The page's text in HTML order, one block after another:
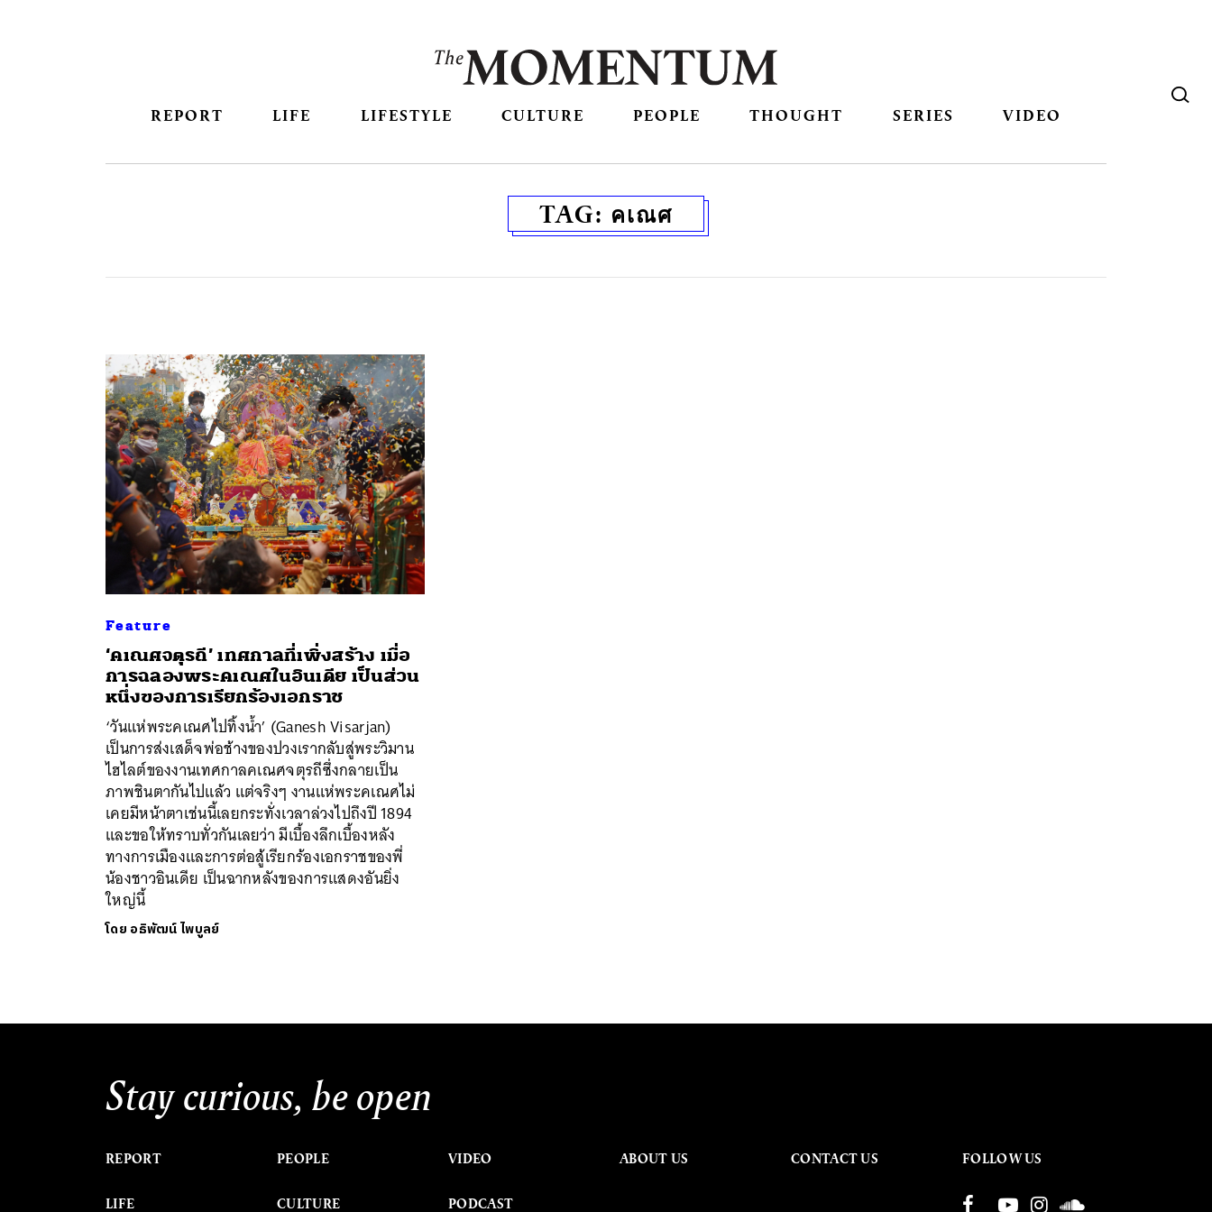
REPORT LIFE LIFESTYLE CULTURE PEOPLE THOUGHT SERIES VIDEO
TAG: คเณศ
Feature
‘คเณศจตุรถี’ เทศกาลที่เพิ่งสร้าง เมื่อ
การฉลองพระคเณศในอินเดีย เป็นส่วน
หนึ่งของการเรียกร้องเอกราช
‘วันแห่พระคเณศไปทิ้งน้ำ’ (Ganesh Visarjan)
เป็นการส่งเสด็จพ่อช้างของปวงเรากลับสู่พระวิมาน
ไฮไลต์ของงานเทศกาลคเณศจตุรถีซึ่งกลายเป็น
ภาพชินตากันไปแล้ว แต่จริงๆ งานแห่พระคเณศไม่
เคยมีหน้าตาเช่นนี้เลยกระทั่งเวลาล่วงไปถึงปี 1894
และขอให้ทราบทั่วกันเลยว่า มีเบื้องลึกเบื้องหลัง
ทางการเมืองและการต่อสู้เรียกร้องเอกราชของพี่
น้องชาวอินเดีย เป็นฉากหลังของการแสดงอันยิ่ง
ใหญ่นี้
โดย อธิพัฒน์ ไพบูลย์
Stay curious, be open
REPORT
LIFE
PEOPLE
CULTURE
VIDEO
PODCAST
ABOUT US CONTACT US FOLLOW US